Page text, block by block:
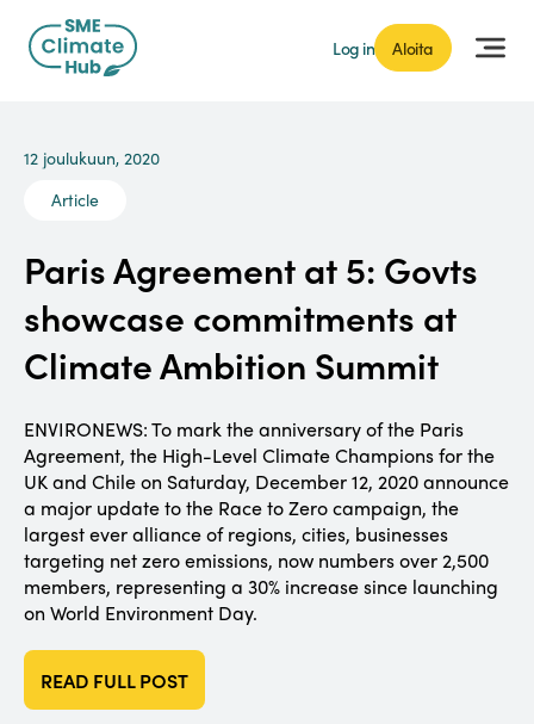
Log in Aloita
12 joulukuun, 2020
Article
Paris Agreement at 5: Govts
showcase commitments at
Climate Ambition Summit
ENVIRONEWS: To mark the anniversary of the Paris
Agreement, the High-Level Climate Champions for the
UK and Chile on Saturday, December 12, 2020 announce
a major update to the Race to Zero campaign, the
largest ever alliance of regions, cities, businesses
targeting net zero emissions, now numbers over 2,500
members, representing a 30% increase since launching
on World Environment Day.
READ FULL POST